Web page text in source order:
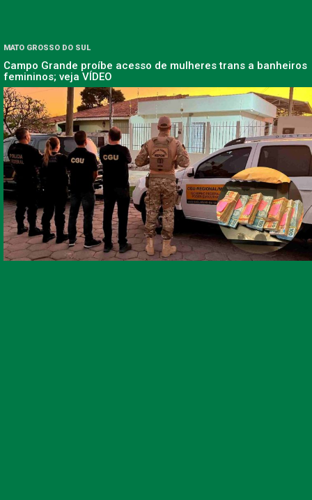
MATO GROSSO DO SUL
Campo Grande proíbe acesso de mulheres trans a banheiros
femininos; veja VÍDEO